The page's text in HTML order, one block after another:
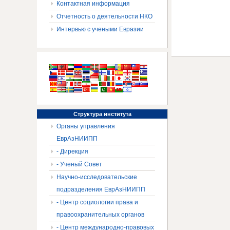
Контактная информация
Отчетность о деятельности НКО
Интервью с учеными Евразии
Структураинститута
Органы управления
ЕврАзНИИПП
- Дирекция
- Ученый Совет
Научно-исследовательские
подразделения ЕврАзНИИПП
- Центр социологии права и
правоохранительных органов
- Центр международно-правовых